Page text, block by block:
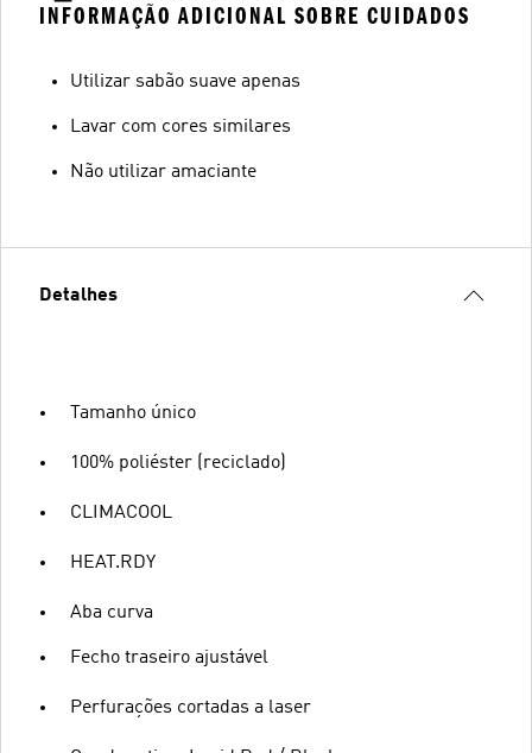
INFORMAÇÃO ADICIONAL SOBRE CUIDADOS
Utilizar sabão suave apenas
Lavar com cores similares
Não utilizar amaciante
Detalhes
Tamanho único
100% poliéster (reciclado)
CLIMACOOL
HEAT.RDY
Aba curva
Fecho traseiro ajustável
Perfurações cortadas a laser